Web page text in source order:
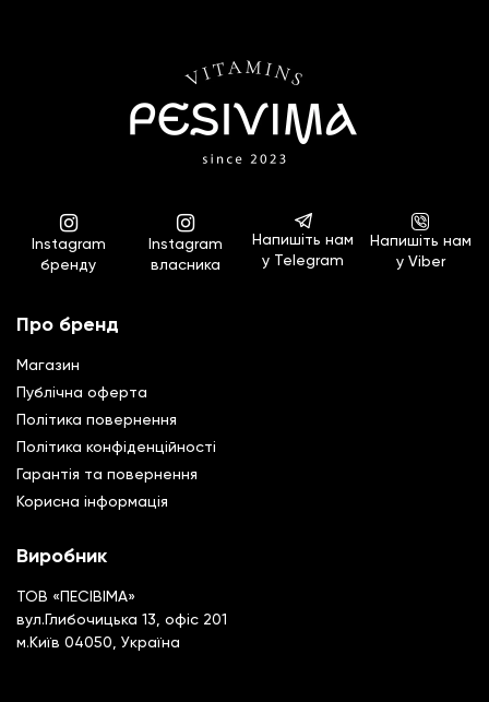
Instagram
бренду
Instagram
власника
Напишіть нам
у Telegram
Напишіть нам
у Viber
Про бренд
Магазин
Публічна оферта
Політика повернення
Полiтика конфiденцiйностi
Гарантiя та повернення
Корисна інформація
Виробник
ТОВ «ПЕСІВІМА»
вул.Глибочицька 13, офіс 201
м.Київ 04050, Україна